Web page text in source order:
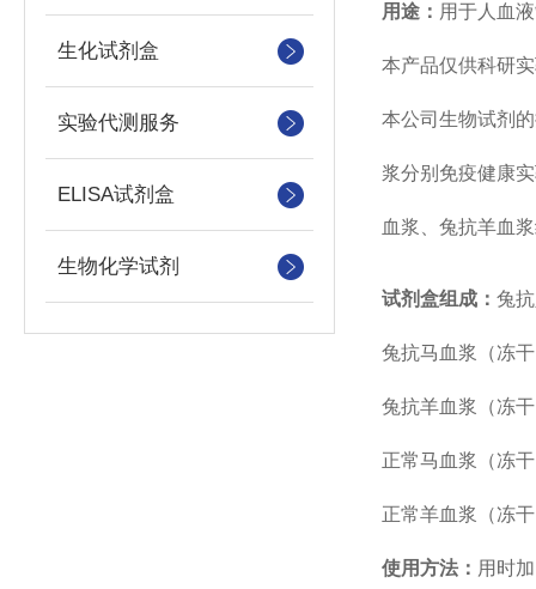
生化试剂盒
实验代测服务
ELISA试剂盒
生物化学试剂
用途： 用于人血
本产品仅供科研
本公司生物试剂
浆分别免疫健康
血浆、兔抗羊血
试剂盒组成： 兔
兔抗马血浆（冻
兔抗羊血浆（冻
正常马血浆（冻
正常羊血浆（冻
使用方法： 用时